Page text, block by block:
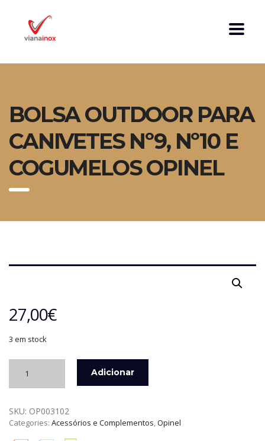
BOLSA OUTDOOR PARA
CANIVETES Nº9, Nº10 E
COGUMELOS OPINEL
27,00€
3 em stock
BOLSA
PARA
CANIVETES
Adicionar
SKU: OP003102
Categories: Acessórios e Complementos,Opinel